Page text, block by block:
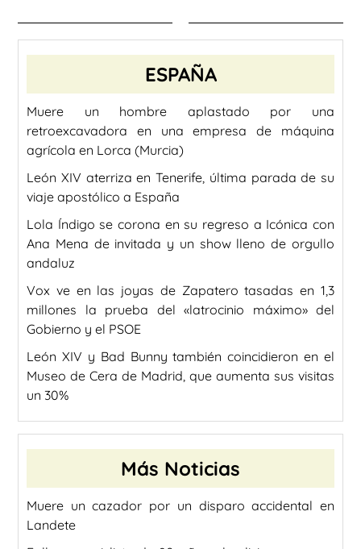
ESPAÑA
Muere un hombre aplastado por una
retroexcavadora en una empresa de máquina
agrícola en Lorca (Murcia)
León XIV aterriza en Tenerife, última parada de su
viaje apostólico a España
Lola Índigo se corona en su regreso a Icónica con
Ana Mena de invitada y un show lleno de orgullo
andaluz
Vox ve en las joyas de Zapatero tasadas en 1,3
millones la prueba del «latrocinio máximo» del
Gobierno y el PSOE
León XIV y Bad Bunny también coincidieron en el
Museo de Cera de Madrid, que aumenta sus visitas
un 30%
Más Noticias
Muere un cazador por un disparo accidental en
Landete